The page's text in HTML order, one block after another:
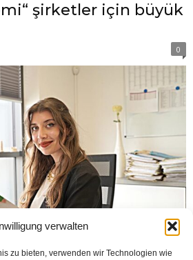
verwalten
zu bieten, verwenden wir Technologien wie
şirketler için büyük
0